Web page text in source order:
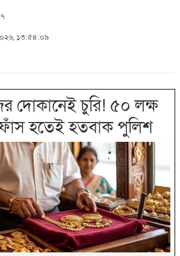
১৩:৫৪:০৯
দোকানেই চুরি! ৫০ লক্ষ
হতেই হতবাক পুলিশ